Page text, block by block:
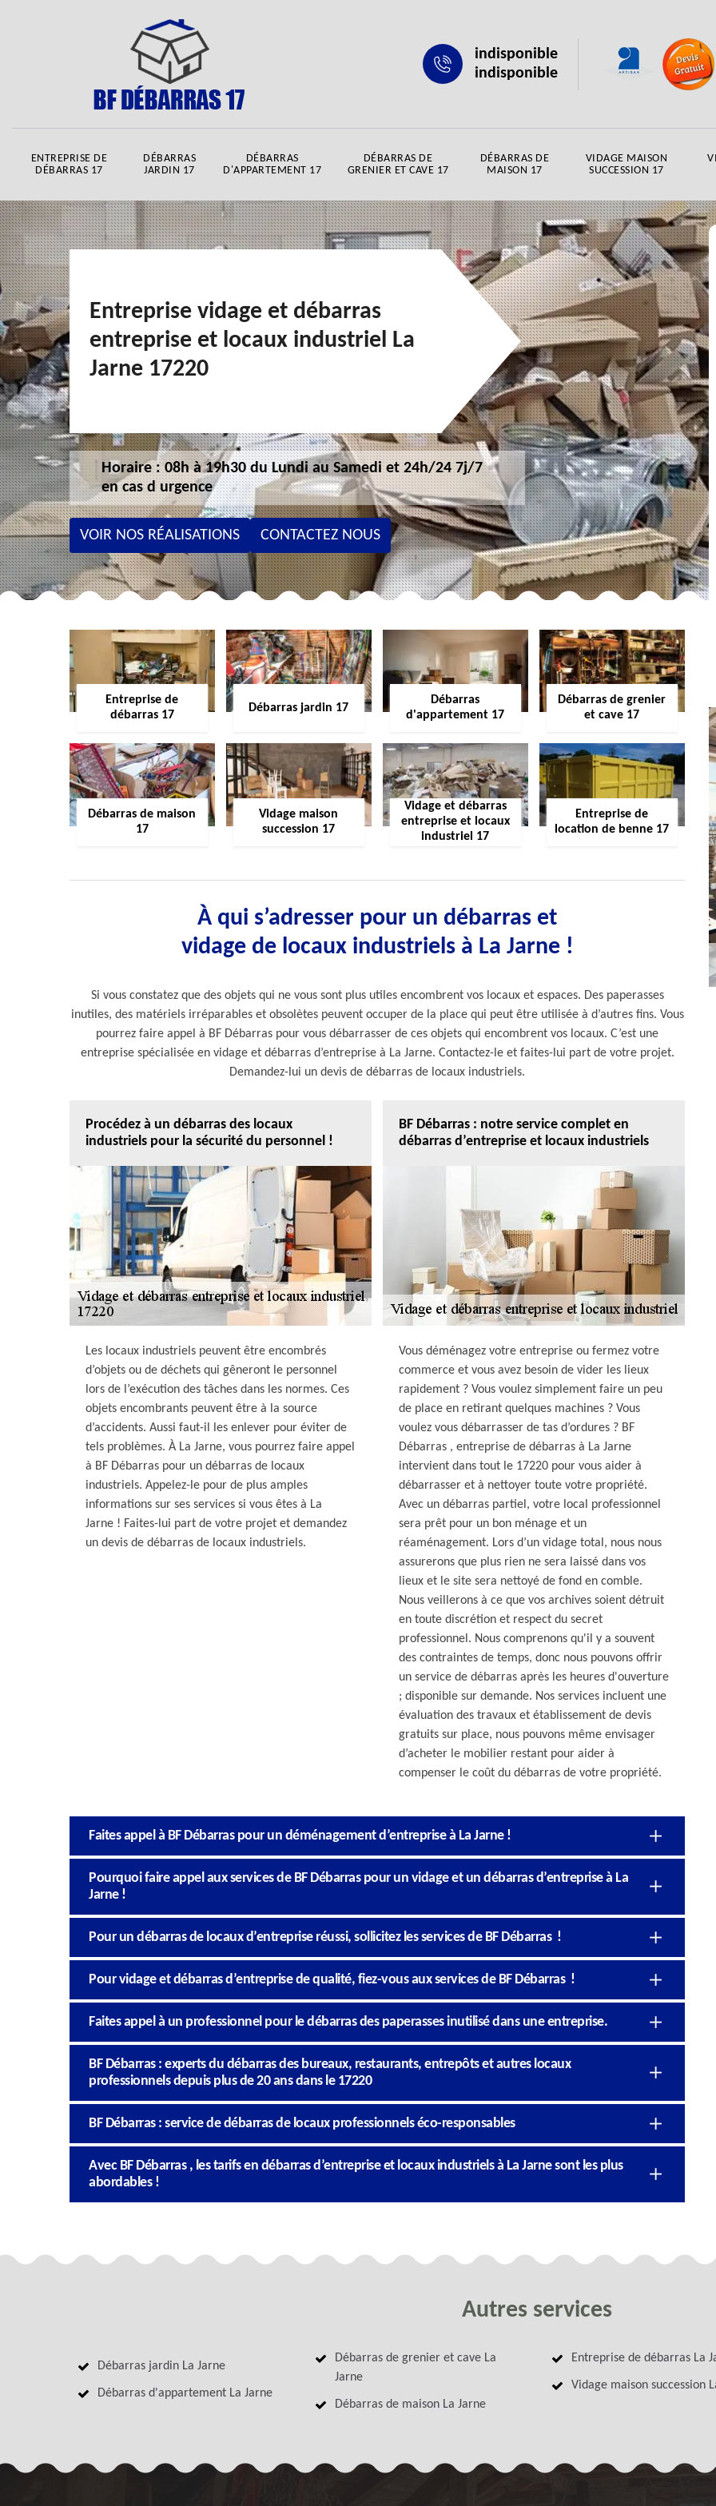
indisponible
indisponible
ENTREPRISE DE
DÉBARRAS 17
DÉBARRAS
JARDIN 17
DÉBARRAS
D'APPARTEMENT 17
DÉBARRAS DE
GRENIER ET CAVE 17
DÉBARRAS DE
MAISON 17
VIDAGE MAISON
SUCCESSION 17
Entreprise vidage et débarras
entreprise et locaux industriel La
Jarne 17220
Horaire : 08h à 19h30 du Lundi au Samedi et 24h/24 7j/7
en cas d urgence
VOIR NOS RÉALISATIONS CONTACTEZ NOUS
Entreprise de
débarras 17
Débarras jardin 17
Débarras
d'appartement 17
Débarras de grenier
et cave 17
Débarras de maison
17
Vidage maison
succession 17
Vidage et débarras
entreprise et locaux
industriel 17
Entreprise de
location de benne 17
À qui s’adresser pour un débarras et
vidage de locaux industriels à La Jarne !
Si vous constatez que des objets qui ne vous sont plus utiles encombrent vos locaux et espaces. Des paperasses
inutiles, des matériels irréparables et obsolètes peuvent occuper de la place qui peut être utilisée à d’autres fins. Vous
pourrez faire appel à BF Débarras pour vous débarrasser de ces objets qui encombrent vos locaux. C’est une
entreprise spécialisée en vidage et débarras d’entreprise à La Jarne. Contactez-le et faites-lui part de votre projet.
Demandez-lui un devis de débarras de locaux industriels.
Procédez à un débarras des locaux
industriels pour la sécurité du personnel !
Les locaux industriels peuvent être encombrés
d’objets ou de déchets qui gêneront le personnel
lors de l’exécution des tâches dans les normes. Ces
objets encombrants peuvent être à la source
d’accidents. Aussi faut-il les enlever pour éviter de
tels problèmes. À La Jarne, vous pourrez faire appel
à BF Débarras pour un débarras de locaux
industriels. Appelez-le pour de plus amples
informations sur ses services si vous êtes à La
Jarne ! Faites-lui part de votre projet et demandez
un devis de débarras de locaux industriels.
BF Débarras : notre service complet en
débarras d’entreprise et locaux industriels
Vous déménagez votre entreprise ou fermez votre
commerce et vous avez besoin de vider les lieux
rapidement ? Vous voulez simplement faire un peu
de place en retirant quelques machines ? Vous
voulez vous débarrasser de tas d’ordures ? BF
Débarras , entreprise de débarras à La Jarne
intervient dans tout le 17220 pour vous aider à
débarrasser et à nettoyer toute votre propriété.
Avec un débarras partiel, votre local professionnel
sera prêt pour un bon ménage et un
réaménagement. Lors d’un vidage total, nous nous
assurerons que plus rien ne sera laissé dans vos
lieux et le site sera nettoyé de fond en comble.
Nous veillerons à ce que vos archives soient détruit
en toute discrétion et respect du secret
professionnel. Nous comprenons qu'il y a souvent
des contraintes de temps, donc nous pouvons offrir
un service de débarras après les heures d'ouverture
; disponible sur demande. Nos services incluent une
évaluation des travaux et établissement de devis
gratuits sur place, nous pouvons même envisager
d’acheter le mobilier restant pour aider à
compenser le coût du débarras de votre propriété.
Faites appel à BF Débarras pour un déménagement d’entreprise à La Jarne !
Pourquoi faire appel aux services de BF Débarras pour un vidage et un débarras d’entreprise à La
Jarne !
Pour un débarras de locaux d’entreprise réussi, sollicitez les services de BF Débarras !
Pour vidage et débarras d’entreprise de qualité, fiez-vous aux services de BF Débarras !
Faites appel à un professionnel pour le débarras des paperasses inutilisé dans une entreprise.
BF Débarras : experts du débarras des bureaux, restaurants, entrepôts et autres locaux
professionnels depuis plus de 20 ans dans le 17220
BF Débarras : service de débarras de locaux professionnels éco-responsables
Avec BF Débarras , les tarifs en débarras d’entreprise et locaux industriels à La Jarne sont les plus
abordables !
Autres services
Débarras jardin La Jarne
Débarras d'appartement La Jarne
Débarras de grenier et cave La
Jarne
Débarras de maison La Jarne
Entreprise de débarras La
Vidage maison succession